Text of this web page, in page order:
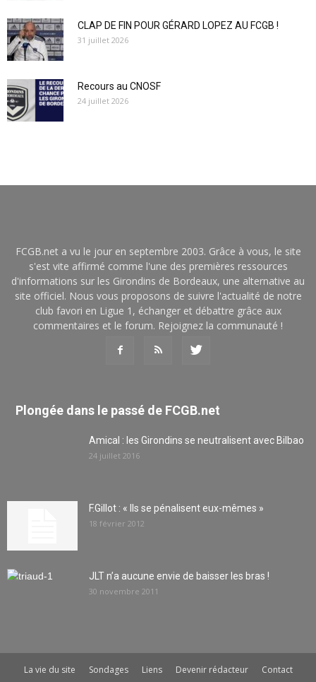
CLAP DE FIN POUR GÉRARD LOPEZ AU FCGB !
31 juillet 2026
Recours au CNOSF
24 juillet 2026
FCGB.net a vu le jour en septembre 2003. Grâce à vous, le site
s'est vite affirmé comme l'une des premières ressources
d'informations sur les Girondins de Bordeaux, une alternative au
site officiel. Nous vous proposons de suivre l'actualité de notre
club favori en Ligue 1, échanger et débattre grâce aux
commentaires et le forum. Rejoignez la communauté !
Plongée dans le passé de FCGB.net
Amical : les Girondins se neutralisent avec Bilbao
24 juillet 2016
F.Gillot : « Ils se pénalisent eux-mêmes »
18 février 2012
JLT n’a aucune envie de baisser les bras !
30 novembre 2011
La vie du site Sondages Liens Devenir rédacteur Contact